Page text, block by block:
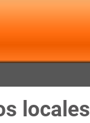
locales